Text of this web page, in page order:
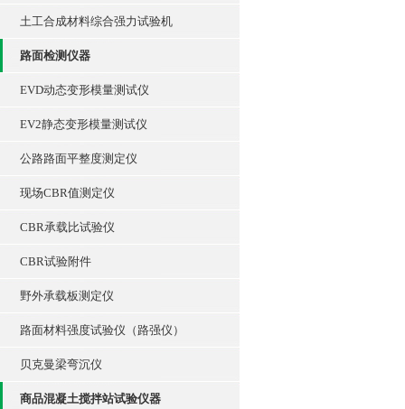
土工合成材料综合强力试验机
路面检测仪器
EVD动态变形模量测试仪
EV2静态变形模量测试仪
公路路面平整度测定仪
现场CBR值测定仪
CBR承载比试验仪
CBR试验附件
野外承载板测定仪
路面材料强度试验仪（路强仪）
贝克曼梁弯沉仪
商品混凝土搅拌站试验仪器